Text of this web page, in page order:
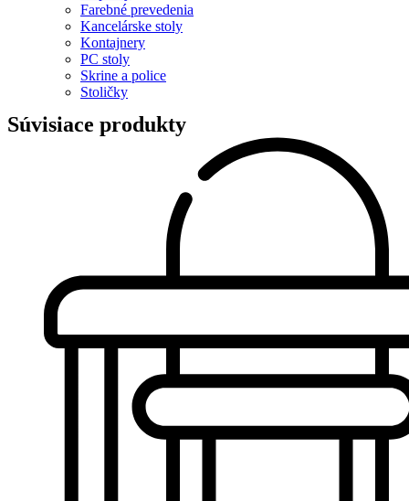
Farebné prevedenia
Kancelárske stoly
Kontajnery
PC stoly
Skrine a police
Stoličky
Súvisiace produkty